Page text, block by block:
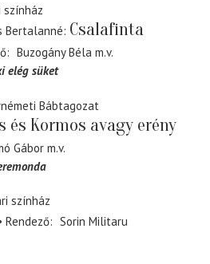
színház
Bertalanné Csalafinta
Buzogány Béla m.v.
elég süket
Bábtagozat
és Kormos avagy erény
Gábor m.v.
színház
Rendező
Sorin Militaru